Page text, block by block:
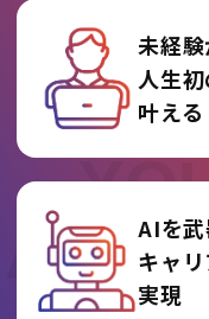
AT
未経験
人生
叶える
AIを
キャ
実現